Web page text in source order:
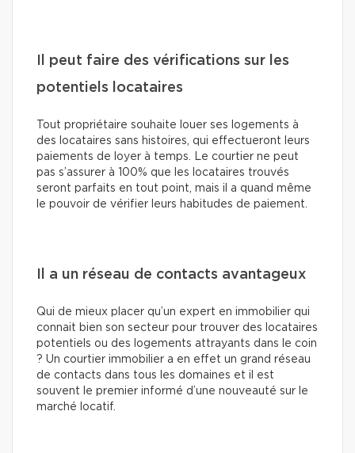
Il peut faire des vérifications sur les
potentiels locataires
Tout propriétaire souhaite louer ses logements à
des locataires sans histoires, qui effectueront leurs
paiements de loyer à temps. Le courtier ne peut
pas s’assurer à 100% que les locataires trouvés
seront parfaits en tout point, mais il a quand même
le pouvoir de vérifier leurs habitudes de paiement.
Il a un réseau de contacts avantageux
Qui de mieux placer qu’un expert en immobilier qui
connait bien son secteur pour trouver des locataires
potentiels ou des logements attrayants dans le coin
? Un courtier immobilier a en effet un grand réseau
de contacts dans tous les domaines et il est
souvent le premier informé d’une nouveauté sur le
marché locatif.